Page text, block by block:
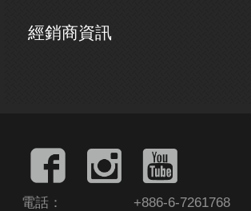
經銷商資訊
電話：
+886-6-7261768